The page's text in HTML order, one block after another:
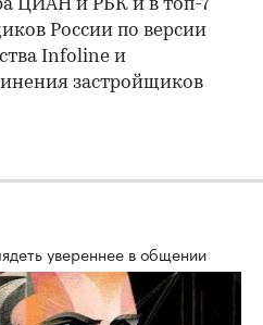
ЦИАН и РБК и в топ-7
России по версии
Infoline и
застройщиков
увереннее в общении